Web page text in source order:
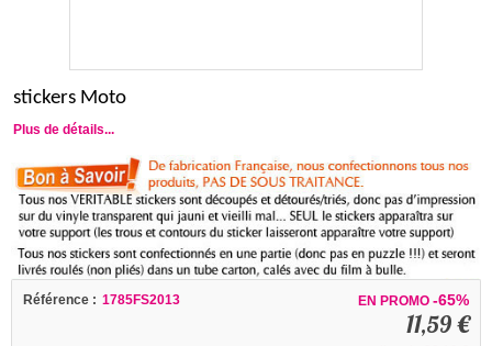
stickers Moto
Plus de détails...
EN PROMO -65%
11,59 €
Référence : 1785FS2013